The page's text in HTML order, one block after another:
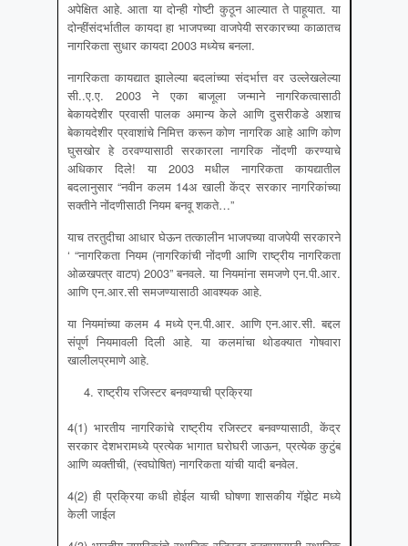
अपेक्षित आहे. आता या दोन्ही गोष्टी कुठून आल्यात ते पाहूयात. या
दोन्हींसंदर्भातील कायदा हा भाजपच्या वाजपेयी सरकारच्या काळातच
नागरिकता सुधार कायदा 2003 मध्येच बनला.
नागरिकता कायद्यात झालेल्या बदलांच्या संदर्भात्त वर उल्लेखलेल्या
सी..ए.ए. 2003 ने एका बाजूला जन्माने नागरिकत्वासाठी
बेकायदेशीर प्रवासी पालक अमान्य केले आणि दुसरीकडे अशाच
बेकायदेशीर प्रवाशांचे निमित्त करून कोण नागरिक आहे आणि कोण
घुसखोर हे ठरवण्यासाठी सरकारला नागरिक नोंदणी करण्याचे
अधिकार दिले! या 2003 मधील नागरिकता कायद्यातील
बदलानुसार “नवीन कलम 14अ खाली केंद्र सरकार नागरिकांच्या
सक्तीने नोंदणीसाठी नियम बनवू शकते…”
याच तरतुदीचा आधार घेऊन तत्कालीन भाजपच्या वाजपेयी सरकारने
‘ “नागरिकता नियम (नागरिकांची नोंदणी आणि राष्ट्रीय नागरिकता
ओळखपत्र वाटप) 2003” बनवले. या नियमांना समजणे एन.पी.आर.
आणि एन.आर.सी समजण्यासाठी आवश्यक आहे.
या नियमांच्या कलम 4 मध्ये एन.पी.आर. आणि एन.आर.सी. बद्दल
संपूर्ण नियमावली दिली आहे. या कलमांचा थोडक्यात गोषवारा
खालीलप्रमाणे आहे.
राष्ट्रीय रजिस्टर बनवण्याची प्रक्रिया
4(1) भारतीय नागरिकांचे राष्ट्रीय रजिस्टर बनवण्यासाठी, केंद्र
सरकार देशभरामध्ये प्रत्येक भागात घरोघरी जाऊन, प्रत्येक कुटुंब
आणि व्यक्तीची, (स्वघोषित) नागरिकता यांची यादी बनवेल.
4(2) ही प्रक्रिया कधी होईल याची घोषणा शासकीय गॅझेट मध्ये
केली जाईल